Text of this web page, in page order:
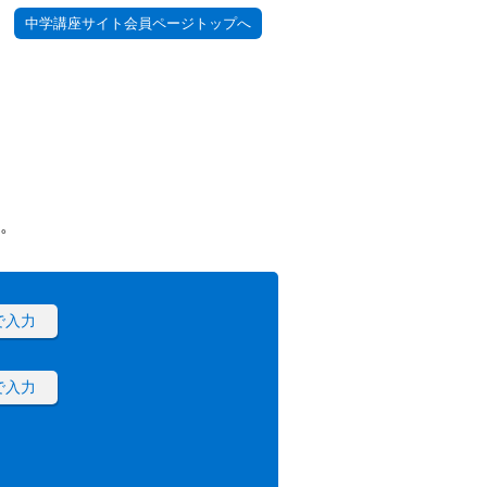
中学講座サイト会員ページトップへ
入力
入力